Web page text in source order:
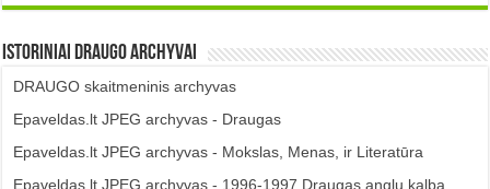
Istoriniai DRAUGO Archyvai
DRAUGO skaitmeninis archyvas
Epaveldas.lt JPEG archyvas - Draugas
Epaveldas.lt JPEG archyvas - Mokslas, Menas, ir Literatūra
Epaveldas.lt JPEG archyvas - 1996-1997 Draugas anglų kalba